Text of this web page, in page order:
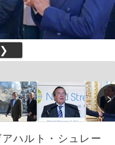
❯
ハルト・シュレー